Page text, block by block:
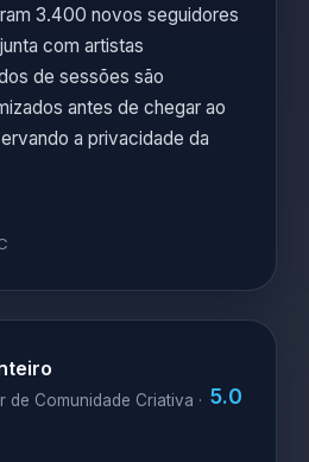
3.400 novos seguidores
com artistas
de sessões são
antes de chegar ao
a privacidade da
de Comunidade Criativa · 5.0